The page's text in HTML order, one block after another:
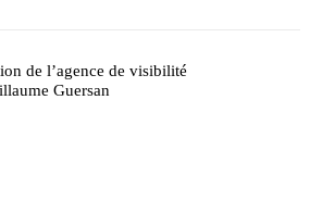
de l’agence de visibilité
Guersan